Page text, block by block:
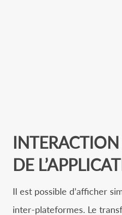
DE
Il est possible d’afficher
inter-plateformes. Le